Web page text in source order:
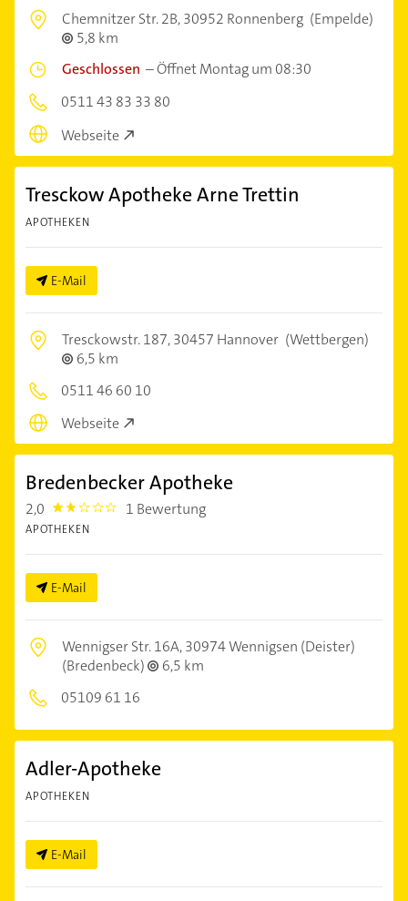
Chemnitzer Str. 2B,30952 Ronnenberg (Empelde)
5,8 km
Geschlossen –Öffnet Montag um 08:30
0511 43 83 33 80
Webseite
Tresckow Apotheke Arne Trettin
APOTHEKEN
E-Mail
Tresckowstr. 187,30457 Hannover (Wettbergen)
6,5 km
0511 46 60 10
Webseite
Bredenbecker Apotheke
2,0 2.0 1 Bewertung
APOTHEKEN
E-Mail
Wennigser Str. 16A,30974 Wennigsen (Deister)
(Bredenbeck)
6,5 km
05109 61 16
Adler-Apotheke
APOTHEKEN
E-Mail